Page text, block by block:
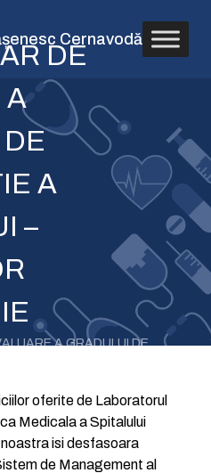
Cernavodă
DE
A
A
–
A GRADULUI DE
oferite de Laboratorul
Medicala a Spitalului
isi desfasoara
de Management al